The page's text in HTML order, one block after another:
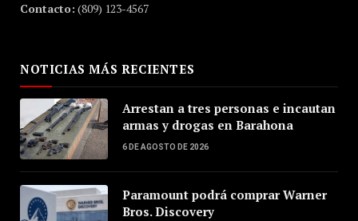
Contacto: (809) 123-4567
NOTICIAS MÁS RECIENTES
Arrestan a tres personas e incautan
armas y drogas en Barahona
6 DE AGOSTO DE 2026
Paramount podrá comprar Warner
Bros. Discovery